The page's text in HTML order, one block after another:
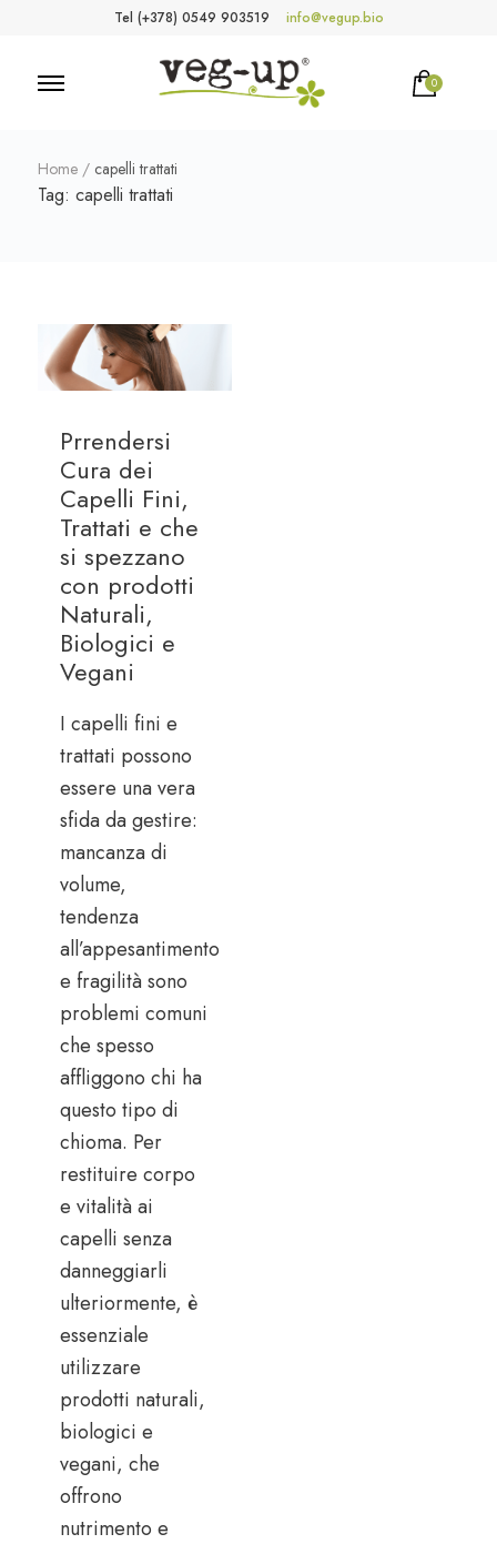
Tel (+378) 0549 903519 info@vegup.bio
0
Home / capelli trattati
Tag: capelli trattati
Prrendersi
Cura dei
Capelli Fini,
Trattati e che
si spezzano
con prodotti
Naturali,
Biologici e
Vegani
I capelli fini e
trattati possono
essere una vera
sfida da gestire:
mancanza di
volume,
tendenza
all’appesantimento
e fragilità sono
problemi comuni
che spesso
affliggono chi ha
questo tipo di
chioma. Per
restituire corpo
e vitalità ai
capelli senza
danneggiarli
ulteriormente, è
essenziale
utilizzare
prodotti naturali,
biologici e
vegani, che
offrono
nutrimento e